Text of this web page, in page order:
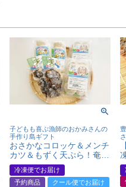
子どもも喜ぶ漁師のおかみさんの
手作り島ギフト
おさかなコロッケ＆メンチ
カツ＆もずく天ぷら！奄美
産シーフード惣菜3種6点
セット
冷凍便でお届け
予約商品
クール便でお届け
さ